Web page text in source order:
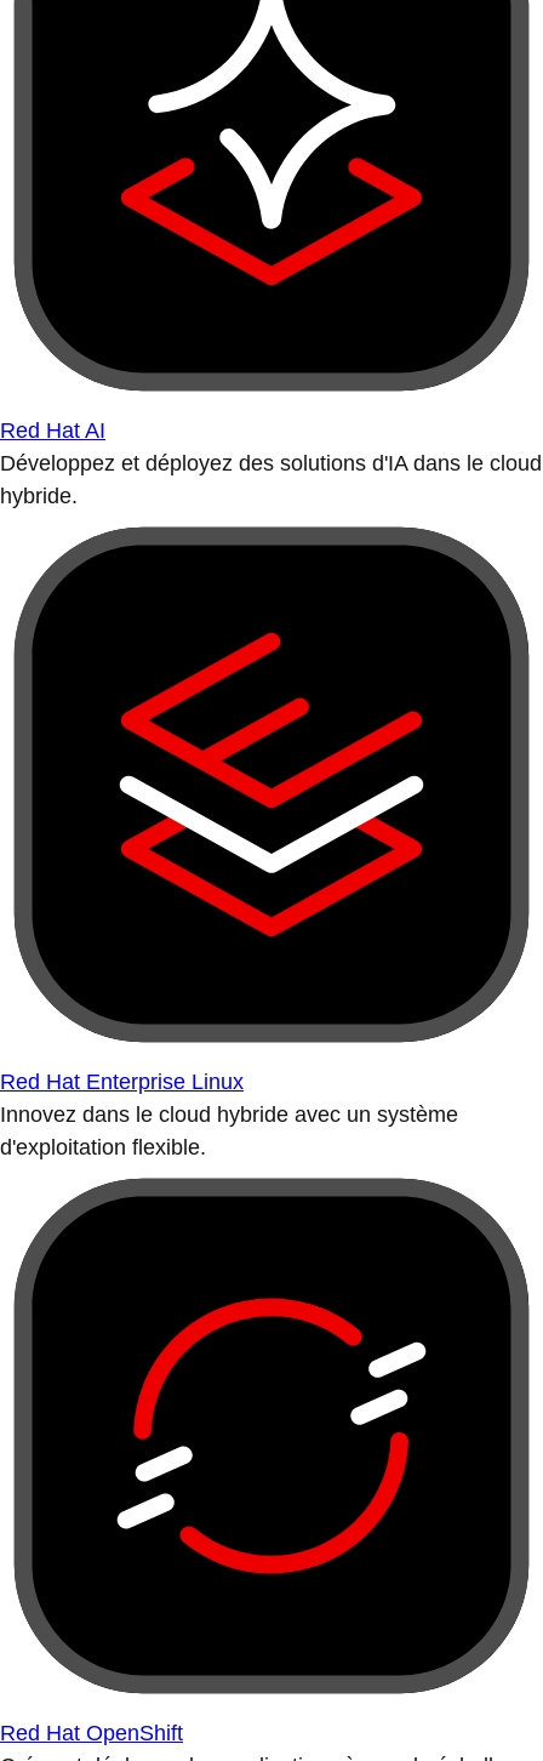
Red Hat AI
Développez et déployez des solutions d'IA dans le cloud
hybride.
Red Hat Enterprise Linux
Innovez dans le cloud hybride avec un système
d'exploitation flexible.
Red Hat OpenShift